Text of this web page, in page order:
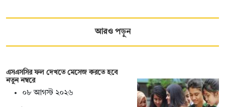
আরও পড়ুন
এসএসসির ফল দেখতে মেসেজ করতে হবে
নতুন নম্বরে
০৮ আগস্ট ২০২৬